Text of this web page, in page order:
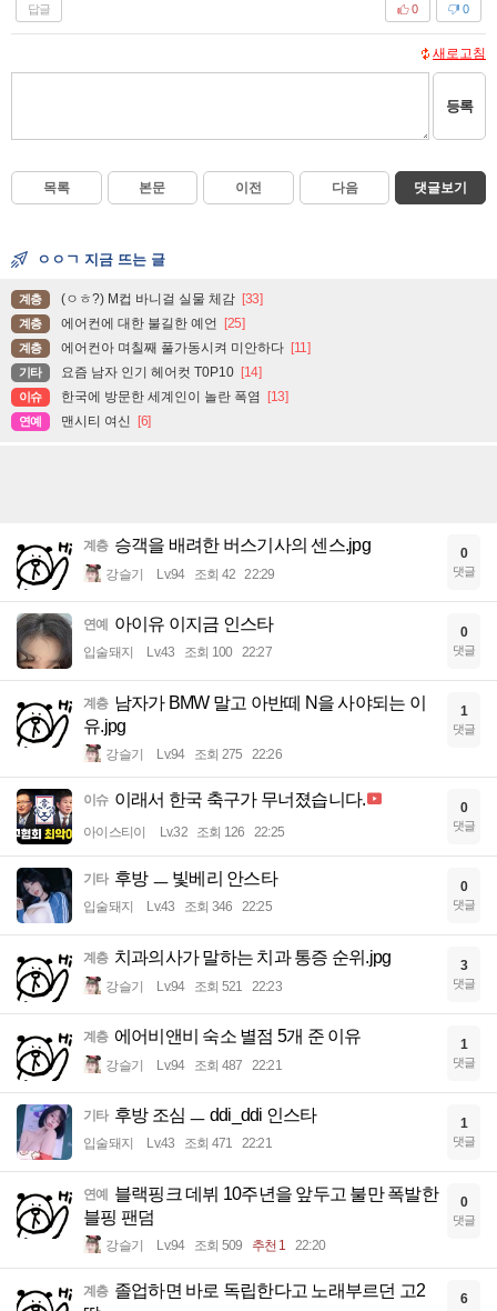
답글 0
0
새로고침
등록
목록 본문 이전 다음 댓글보기
ㅇㅇㄱ 지금 뜨는 글
계층 (ㅇㅎ?) M컵 바니걸 실물 체감 [33]
계층 에어컨에 대한 불길한 예언 [25]
계층 에어컨아 며칠째 풀가동시켜 미안하다 [11]
기타 요즘 남자 인기 헤어컷 T0P10 [14]
이슈 한국에 방문한 세계인이 놀란 폭염 [13]
연예 맨시티 여신 [6]
계층 승객을 배려한 버스기사의 센스.jpg
강슬기 Lv.94 조회 42 22:29
0
댓글
연예 아이유 이지금 인스타
입술돼지 Lv.43 조회 100 22:27
0
댓글
계층 남자가 BMW 말고 아반떼 N을 사야되는 이
유.jpg
강슬기 Lv.94 조회 275 22:26
1
댓글
이슈 이래서 한국 축구가 무너졌습니다.
아이스티이 Lv.32 조회 126 22:25
0
댓글
기타 후방 ㅡ 빛베리 안스타
입술돼지 Lv.43 조회 346 22:25
0
댓글
계층 치과의사가 말하는 치과 통증 순위.jpg
강슬기 Lv.94 조회 521 22:23
3
댓글
계층 에어비앤비 숙소 별점 5개 준 이유
강슬기 Lv.94 조회 487 22:21
1
댓글
기타 후방 조심 ㅡ ddi_ddi 인스타
입술돼지 Lv.43 조회 471 22:21
1
댓글
연예 블랙핑크 데뷔 10주년을 앞두고 불만 폭발한
블핑 팬덤
강슬기 Lv.94 조회 509 추천 1 22:20
0
댓글
계층 졸업하면 바로 독립한다고 노래부르던 고2
6